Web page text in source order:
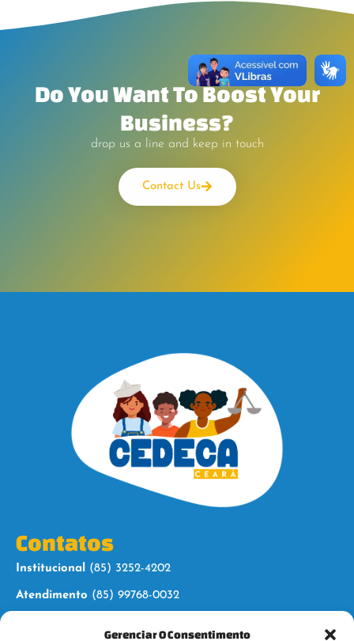
Gerenciar O Consentimento
Do You Want To Boost Your
Business?
drop us a line and keep in touch
Contact Us
Contatos
Institucional (85) 3252-4202
Atendimento (85) 99768-0032
Siga-nos